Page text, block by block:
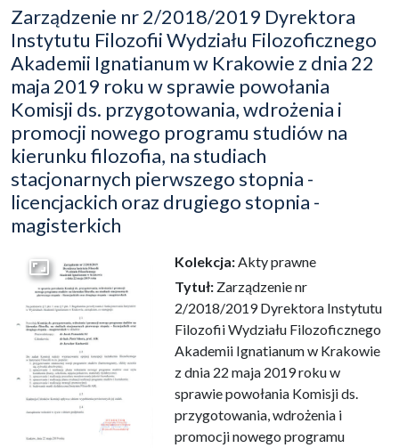
Zarządzenie nr 2/2018/2019 Dyrektora
Instytutu Filozofii Wydziału Filozoficznego
Akademii Ignatianum w Krakowie z dnia 22
maja 2019 roku w sprawie powołania
Komisji ds. przygotowania, wdrożenia i
promocji nowego programu studiów na
kierunku filozofia, na studiach
stacjonarnych pierwszego stopnia -
licencjackich oraz drugiego stopnia -
magisterkich
Przejdź do zbioru
Kolekcja:Akty prawne
Tytuł: Zarządzenie nr
2/2018/2019 Dyrektora Instytutu
Filozofii Wydziału Filozoficznego
Akademii Ignatianum w Krakowie
z dnia 22 maja 2019 roku w
sprawie powołania Komisji ds.
przygotowania, wdrożenia i
promocji nowego programu